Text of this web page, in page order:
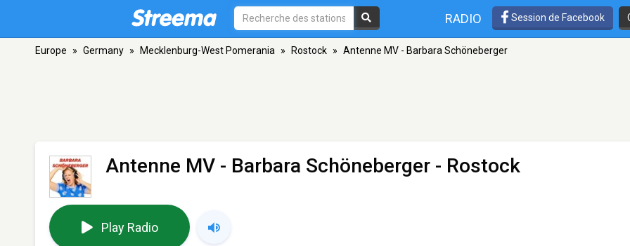
RADIO Session de Facebook
Europe » Germany » Mecklenburg-West Pomerania » Rostock » Antenne MV - Barbara Schöneberger
Antenne MV - Barbara Schöneberger - Rostock
Play Radio